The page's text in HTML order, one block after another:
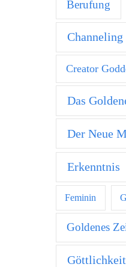
Berufung
Channeling
Creator
Das
Der Neue
Erkenntnis
Feminin
Goldenes
Göttlichkeit